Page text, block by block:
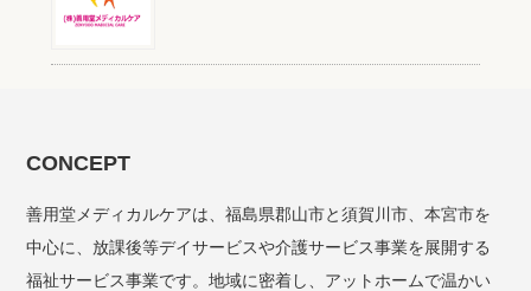
CONCEPT
善用堂メディカルケアは、福島県郡山市と須賀川市、本宮市を
中心に、放課後等デイサービスや介護サービス事業を展開する
福祉サービス事業です。地域に密着し、アットホームで温かい